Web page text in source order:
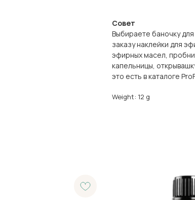
Совет
Выбираете баночку
заказу наклейки для
эфирных масел,
капельницы,
это есть в каталоге
Weight: 12 g